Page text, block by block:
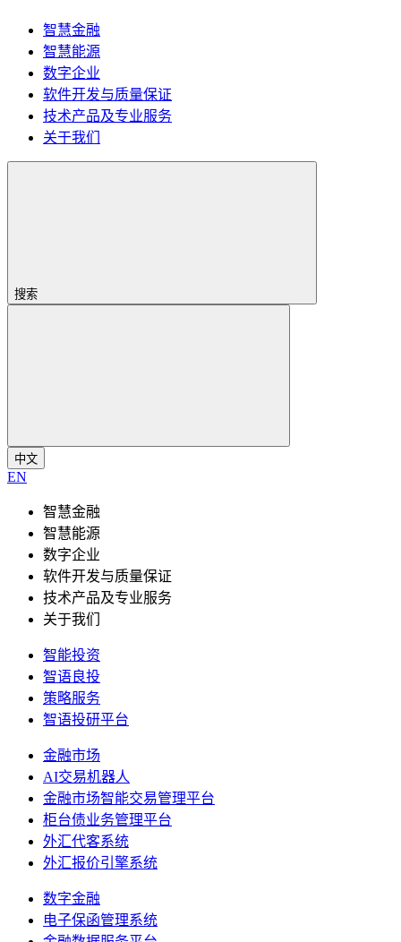
智慧金融
智慧能源
数字企业
软件开发与质量保证
技术产品及专业服务
关于我们
搜索
中文
EN
智慧金融
智慧能源
数字企业
软件开发与质量保证
技术产品及专业服务
关于我们
智能投资
智语良投
策略服务
智语投研平台
金融市场
AI交易机器人
金融市场智能交易管理平台
柜台债业务管理平台
外汇代客系统
外汇报价引擎系统
数字金融
电子保函管理系统